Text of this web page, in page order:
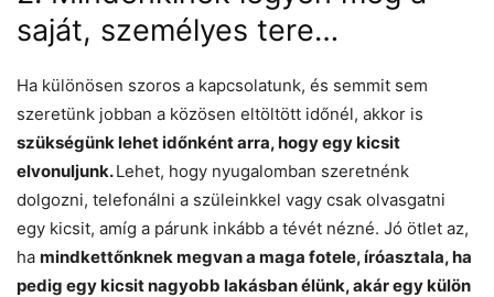
saját, személyes tere…
Ha különösen szoros a kapcsolatunk, és semmit sem
szeretünk jobban a közösen eltöltött időnél, akkor is
szükségünk lehet időnként arra, hogy egy kicsit
elvonuljunk.Lehet, hogy nyugalomban szeretnénk
dolgozni, telefonálni a szüleinkkel vagy csak olvasgatni
egy kicsit, amíg a párunk inkább a tévét nézné. Jó ötlet az,
ha mindkettőnknek megvan a maga fotele, íróasztala, ha
pedig egy kicsit nagyobb lakásban élünk, akár egy külön